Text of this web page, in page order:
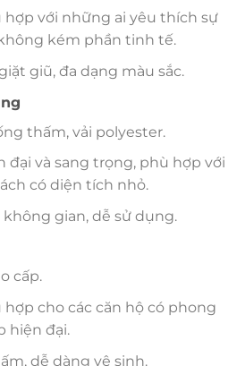
với những ai yêu thích sự
kém phần tinh tế.
giũ, đa dạng màu sắc.
thấm, vải polyester.
đại và sang trọng, phù hợp với
có diện tích nhỏ.
gian, dễ sử dụng.
cấp.
cho các căn hộ có phong
hiện đại.
dễ dàng vệ sinh.